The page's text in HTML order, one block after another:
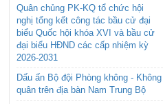
Quân chủng PK-KQ tổ chức hội
nghị tổng kết công tác bầu cử đại
biểu Quốc hội khóa XVI và bầu cử
đại biểu HĐND các cấp nhiệm kỳ
2026-2031
Dấu ấn Bộ đội Phòng không - Không
quân trên địa bàn Nam Trung Bộ